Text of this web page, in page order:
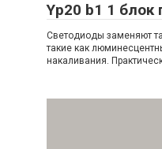
Yp20 b1 1 блок
Светодиоды заменяют
такие как
накаливания.